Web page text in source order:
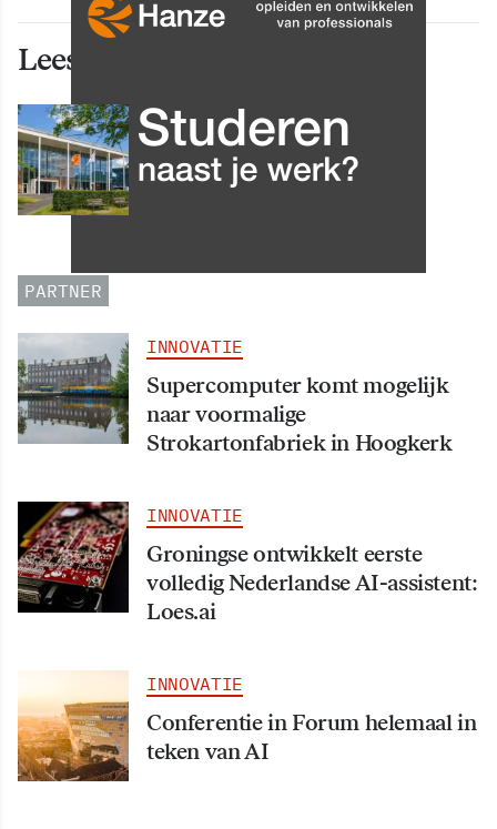
Lees ook deze artikelen
INNOVATIE
Grip op data en informatie:
Leergang Data en
PARTNER
INNOVATIE
Supercomputer komt mogelijk
naar voormalige
Strokartonfabriek in Hoogkerk
INNOVATIE
Groningse ontwikkelt eerste
volledig Nederlandse AI-assistent:
Loes.ai
INNOVATIE
Conferentie in Forum helemaal in
teken van AI